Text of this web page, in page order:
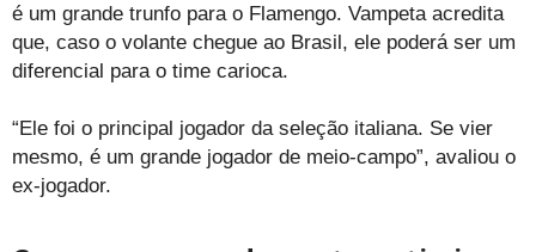
é um grande trunfo para o Flamengo. Vampeta acredita
que, caso o volante chegue ao Brasil, ele poderá ser um
diferencial para o time carioca.
“Ele foi o principal jogador da seleção italiana. Se vier
mesmo, é um grande jogador de meio-campo”, avaliou o
ex-jogador.